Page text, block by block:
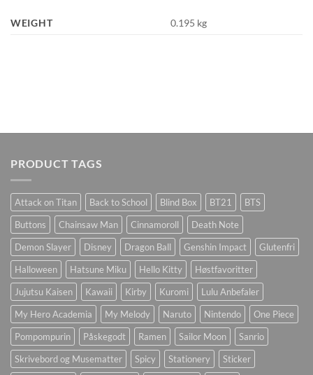
WEIGHT 0.195 kg
PRODUCT TAGS
Attack on Titan Back to School Blind Box BT21
BTS
Buttons
Chainsaw Man Cinnamoroll
Death Note
Demon Slayer
Disney Dragon Ball Genshin Impact
Glutenfri
Halloween
Hatsune Miku Hello Kitty
Høstfavoritter
Jujutsu Kaisen
Kawaii Kirby Kuromi
Lulu Anbefaler
My Hero Academia
My Melody Naruto Nintendo
One Piece
Pompompurin
Påskegodt Ramen Sailor Moon
Sanrio
Skrivebord og Musematter
Spicy Stationery
Sticker